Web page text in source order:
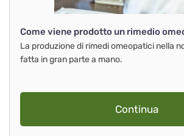
Come viene prodotto un rimedio
La produzione di rimedi omeopatici nella
fatta in gran parte a mano.
Continua